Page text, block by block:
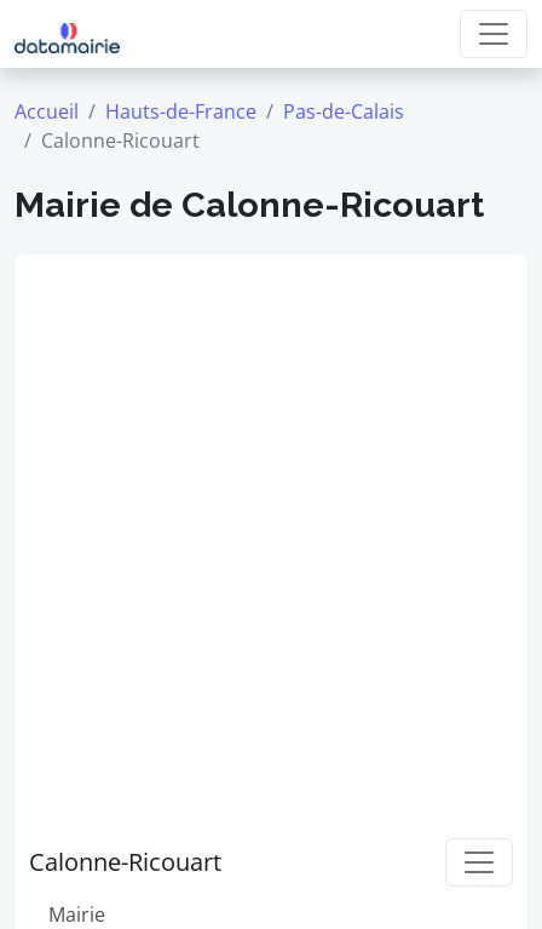
Accueil Hauts-de-France
Pas-de-Calais
Calonne-Ricouart
Mairie de Calonne-Ricouart
Calonne-Ricouart
Mairie